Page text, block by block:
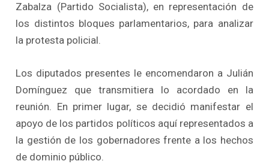
Zabalza (Partido Socialista), en representación de
los distintos bloques parlamentarios, para analizar
la protesta policial.
Los diputados presentes le encomendaron a Julián
Domínguez que transmitiera lo acordado en la
reunión. En primer lugar, se decidió manifestar el
apoyo de los partidos políticos aquí representados a
la gestión de los gobernadores frente a los hechos
de dominio público.